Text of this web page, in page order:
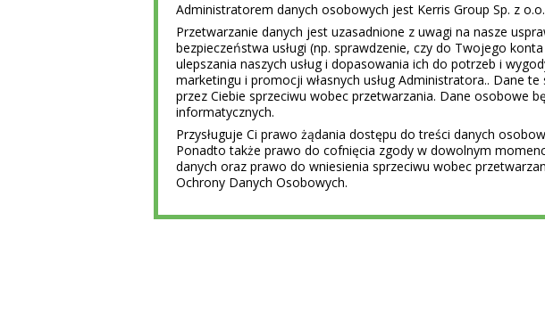
Administratorem danych osobowych jest Kerris Group Sp. z
Przetwarzanie danych jest uzasadnione z uwagi na nasze
bezpieczeństwa usługi (np. sprawdzenie, czy do Twojego
ulepszania naszych usług i dopasowania ich do potrzeb i
marketingu i promocji własnych usług Administratora.. Dane
przez Ciebie sprzeciwu wobec przetwarzania. Dane osobowe
informatycznych.
Przysługuje Ci prawo żądania dostępu do treści danych
Ponadto także prawo do cofnięcia zgody w dowolnym
danych oraz prawo do wniesienia sprzeciwu wobec
Ochrony Danych Osobowych.